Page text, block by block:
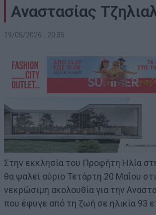
Αναστασίας
19/05/2026 , 20:35
Στην εκκλησία του Προφήτη Ηλία
θα ψαλεί αύριο Τετάρτη 20 Μαΐου
νεκρώσιμη ακολουθία για την
που έφυγε από τη ζωή σε ηλικία 93